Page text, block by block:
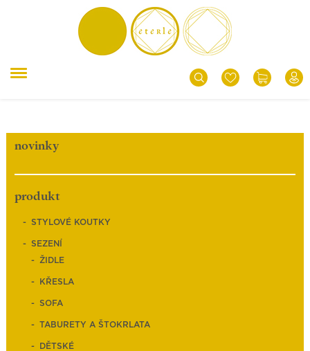
novinky
produkt
STYLOVÉ KOUTKY
SEZENÍ
ŽIDLE
KŘESLA
SOFA
TABURETY A ŠTOKRLATA
DĚTSKÉ